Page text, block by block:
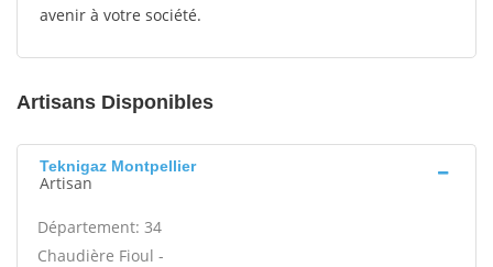
avenir à votre société.
Artisans Disponibles
Teknigaz Montpellier
Artisan
Département: 34
Chaudière Fioul -